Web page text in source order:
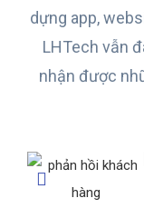
dựng app,
LHTech vẫn
nhận được